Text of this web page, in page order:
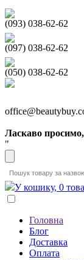
(093) 038-62-62
(097) 038-62-62
(050) 038-62-62
Ласкаво просимо,
"
У кошику, 0
Головна
Блог
Доставка
Оплата